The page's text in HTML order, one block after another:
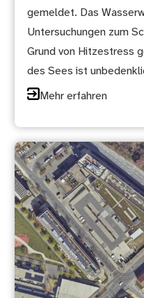
gemeldet. Das
Untersuchungen zum
Grund von Hitzestress
des Sees ist
Mehr erfahren